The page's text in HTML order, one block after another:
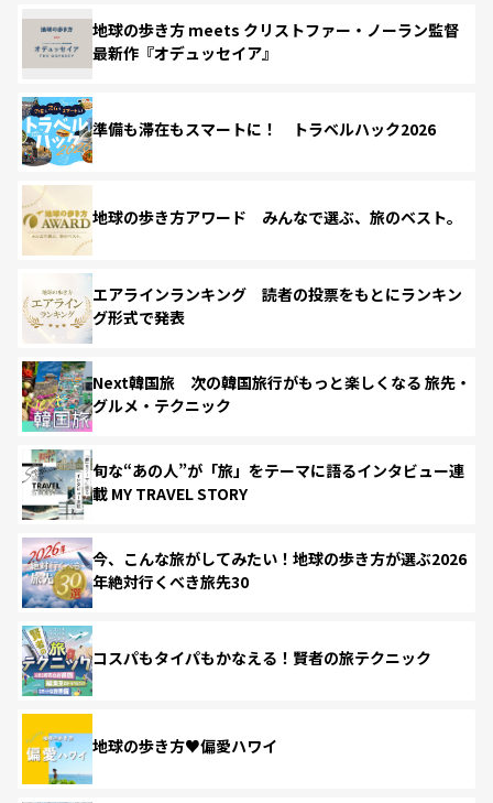
地球の歩き方 meets クリストファー・ノーラン監督
最新作『オデュッセイア』
準備も滞在もスマートに！ トラベルハック2026
地球の歩き方アワード みんなで選ぶ、旅のベスト。
エアラインランキング 読者の投票をもとにランキン
グ形式で発表
Next韓国旅 次の韓国旅行がもっと楽しくなる 旅先・
グルメ・テクニック
旬な“あの人”が「旅」をテーマに語るインタビュー連
載 MY TRAVEL STORY
今、こんな旅がしてみたい！地球の歩き方が選ぶ2026
年絶対行くべき旅先30
コスパもタイパもかなえる！賢者の旅テクニック
地球の歩き方♥偏愛ハワイ